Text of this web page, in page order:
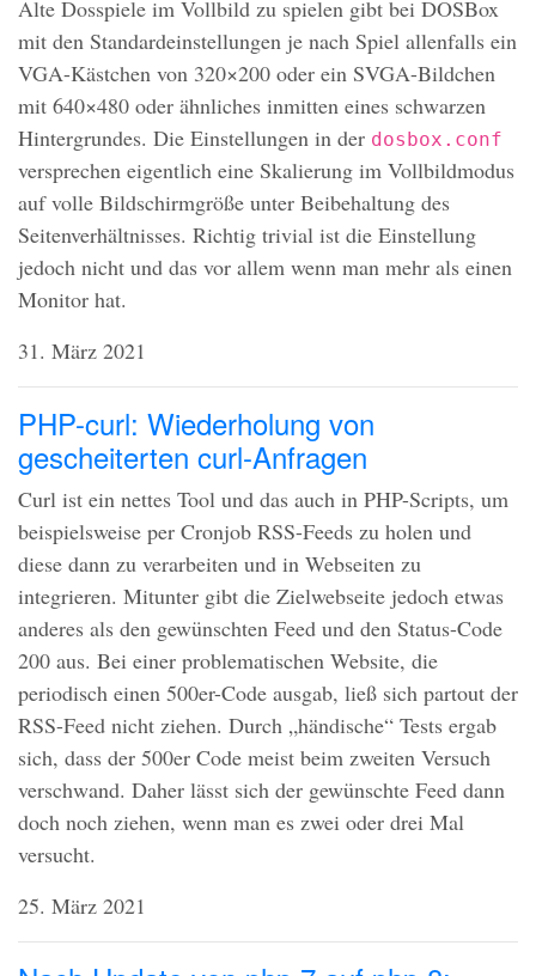
Alte Dosspiele im Vollbild zu spielen gibt bei DOSBox
mit den Standardeinstellungen je nach Spiel allenfalls ein
VGA-Kästchen von 320×200 oder ein SVGA-Bildchen
mit 640×480 oder ähnliches inmitten eines schwarzen
Hintergrundes. Die Einstellungen in der dosbox.conf
versprechen eigentlich eine Skalierung im Vollbildmodus
auf volle Bildschirmgröße unter Beibehaltung des
Seitenverhältnisses. Richtig trivial ist die Einstellung
jedoch nicht und das vor allem wenn man mehr als einen
Monitor hat.
31. März 2021
PHP-curl: Wiederholung von
gescheiterten curl-Anfragen
Curl ist ein nettes Tool und das auch in PHP-Scripts, um
beispielsweise per Cronjob RSS-Feeds zu holen und
diese dann zu verarbeiten und in Webseiten zu
integrieren. Mitunter gibt die Zielwebseite jedoch etwas
anderes als den gewünschten Feed und den Status-Code
200 aus. Bei einer problematischen Website, die
periodisch einen 500er-Code ausgab, ließ sich partout der
RSS-Feed nicht ziehen. Durch „händische“ Tests ergab
sich, dass der 500er Code meist beim zweiten Versuch
verschwand. Daher lässt sich der gewünschte Feed dann
doch noch ziehen, wenn man es zwei oder drei Mal
versucht.
25. März 2021